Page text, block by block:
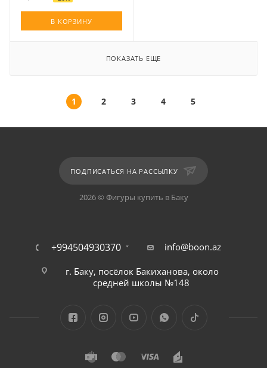
В КОРЗИНУ
ПОКАЗАТЬ ЕЩЕ
1 2 3 4 5
ПОДПИСАТЬСЯ НА РАССЫЛКУ
2026 © Фигуры купить в Баку
+994504930370 info@boon.az
г. Баку, посёлок Бакиханова, около
средней школы №148